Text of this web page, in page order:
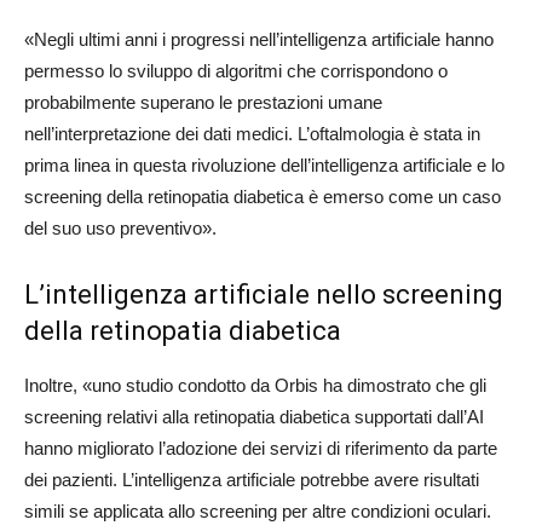
«Negli ultimi anni i progressi nell’intelligenza artificiale hanno
permesso lo sviluppo di algoritmi che corrispondono o
probabilmente superano le prestazioni umane
nell’interpretazione dei dati medici. L’oftalmologia è stata in
prima linea in questa rivoluzione dell’intelligenza artificiale e lo
screening della retinopatia diabetica è emerso come un caso
del suo uso preventivo».
L’intelligenza artificiale nello screening
della retinopatia diabetica
Inoltre, «uno studio condotto da Orbis ha dimostrato che gli
screening relativi alla retinopatia diabetica supportati dall’AI
hanno migliorato l’adozione dei servizi di riferimento da parte
dei pazienti. L’intelligenza artificiale potrebbe avere risultati
simili se applicata allo screening per altre condizioni oculari.